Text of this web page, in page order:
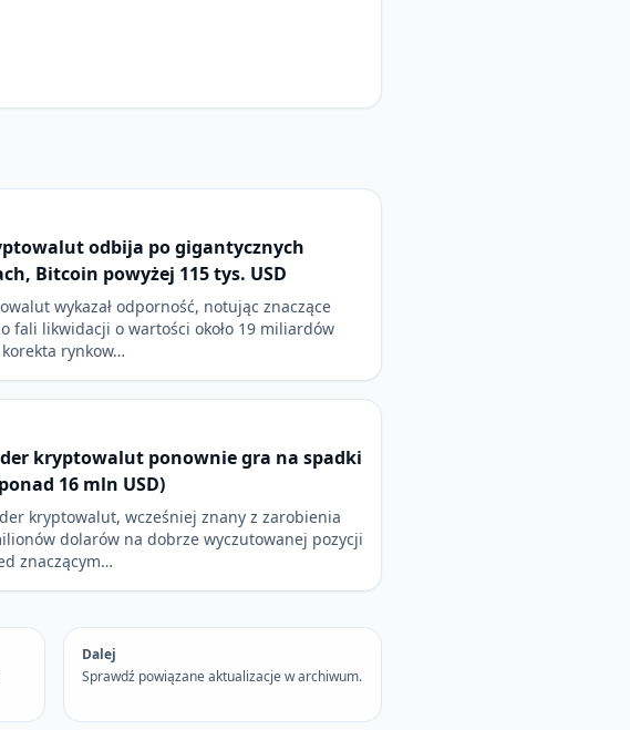
odbija po gigantycznych
Bitcoin powyżej 115 tys. USD
wykazał odporność, notując znaczące
fali likwidacji o wartości około 19 miliardów
rynkow…
kryptowalut ponownie gra na spadki
16 mln USD)
kryptowalut, wcześniej znany z zarobienia
dolarów na dobrze wyczutowanej pozycji
znaczącym…
Dalej
Sprawdź powiązane aktualizacje w archiwum.